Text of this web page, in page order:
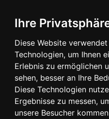
Ihre
Diese Website
Technologien, um Ihnen
Erlebnis zu ermöglichen
sehen, besser an Ihre
Diese Technologien
Ergebnisse zu messen,
unsere Besucher
Hauptinhalt